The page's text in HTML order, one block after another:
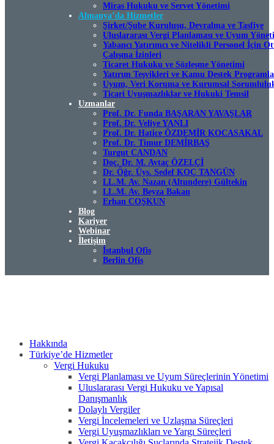
Miras Hukuku ve Servet Yönetimi
Almanya’da Hizmetler
Şirket/Şube Kuruluşu, Devralma ve Tasfiye
Uluslararası Vergi Planlaması ve Uyum
Yabancı Yatırımcı ve Nitelikli Personel İçin
Çalışma İzinleri
Ticaret Hukuku ve Sözleşme Yönetimi
Yatırım Teşvikleri ve Kamu Destek
Uyum, Veri Koruma ve Kurumsal
Ticari Uyuşmazlıklar ve Hukuki Temsil
Uzmanlar
Prof. Dr. Funda BAŞARAN YAVAŞLAR
Prof. Dr. Veliye YANLI
Prof. Dr. Hatice ÖZDEMİR KOCASAKAL
Prof. Dr. Timur DEMİRBAŞ
Turgut CANDAN
Doç. Dr. M. Aytaç ÖZELÇİ
Dr. Öğr. Üys. Sedef KOÇ TANGÜN
LL.M. Av. Nazan (Altundere) Gültekin
LL.M. Av. Beyza Bakan
Erhan COŞKUN
Blog
Kariyer
Webinar
İletişim
İstanbul Ofis
Berlin Ofis
Hakkında
Türkiye’de Hizmetler
Vergi Hukuku
Vergi Planlaması ve Uyum Süreçlerinin Yönetimi
Uluslararası Vergi Hukuku ve Yapısal
Danışmanlık
Dolaylı Vergiler
Vergi İncelemeleri ve Uzlaşma Süreçleri
Vergi Uyuşmazlıkları ve Yargı Süreçleri